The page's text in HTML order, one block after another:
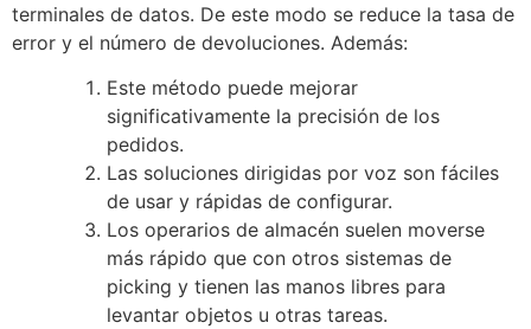
terminales de datos. De este modo se reduce la tasa de
error y el número de devoluciones. Además:
Este método puede mejorar
significativamente la precisión de los
pedidos.
Las soluciones dirigidas por voz son fáciles
de usar y rápidas de configurar.
Los operarios de almacén suelen moverse
más rápido que con otros sistemas de
picking y tienen las manos libres para
levantar objetos u otras tareas.